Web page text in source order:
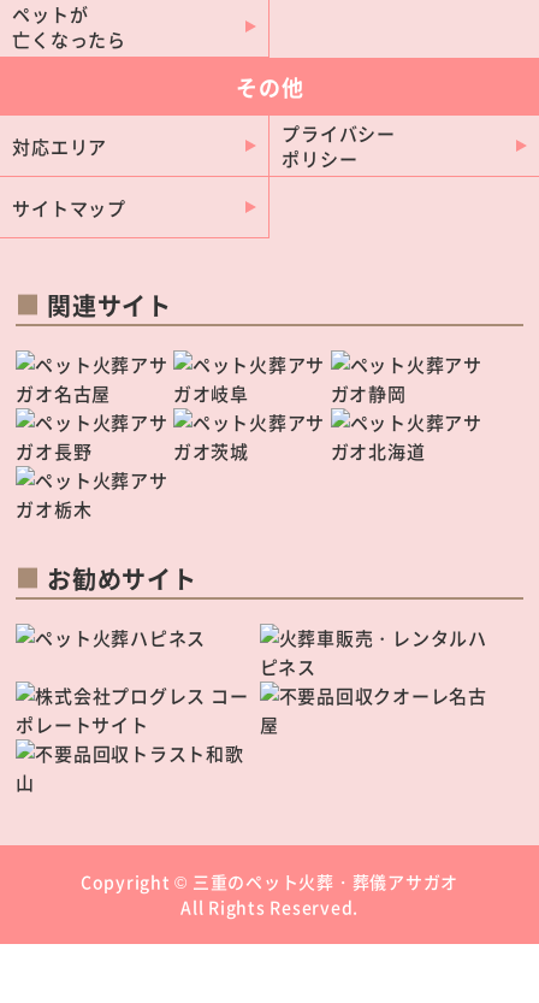
ペットが
亡くなったら
その他
対応エリア
プライバシー
ポリシー
サイトマップ
関連サイト
お勧めサイト
Copyright © 三重のペット火葬・葬儀アサガオ
All Rights Reserved.